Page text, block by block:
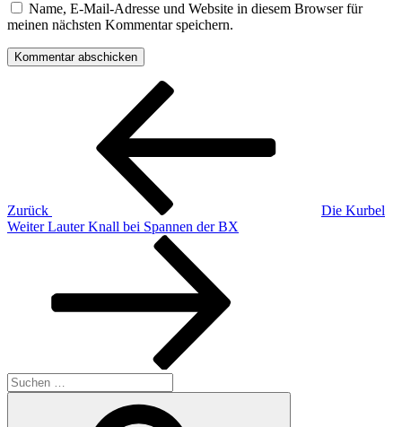
Name, E-Mail-Adresse und Website in diesem Browser für
meinen nächsten Kommentar speichern.
Beitragsnavigation
Zurück
Die Kurbel
Nächster
Weiter Lauter Knall bei Spannen der BX
Suchen
nach: